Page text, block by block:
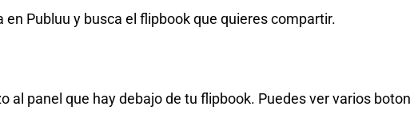
en Publuu y busca el flipbook que quieres compartir.
al panel que hay debajo de tu flipbook. Puedes ver varios